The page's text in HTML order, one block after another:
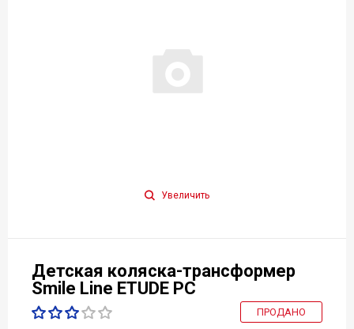
Увеличить
Детская коляска-трансформер
Smile Line ETUDE PC
ПРОДАНО